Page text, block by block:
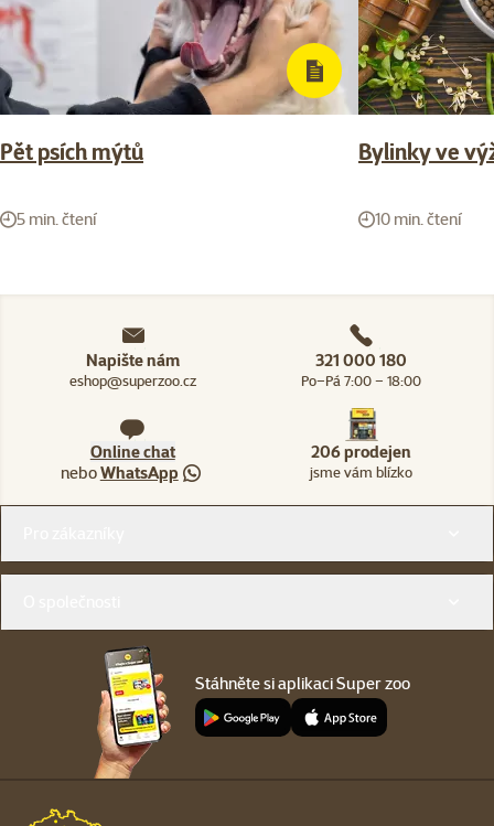
Pět psích mýtů
5 min. čtení
Bylinky ve
10 min. čtení
Napište nám
eshop@superzoo.cz
321 000 180
Po–Pá 7:00 – 18:00
Online chat
neboWhatsApp
206 prodejen
jsme vám blízko
Stáhněte si aplikaci Super zoo